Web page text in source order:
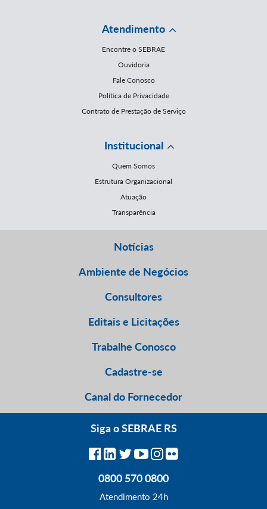
Atendimento
Encontre o SEBRAE
Ouvidoria
Fale Conosco
Política de Privacidade
Contrato de Prestação de Serviço
Institucional
Quem Somos
Estrutura Organizacional
Atuação
Transparência
Notícias
Ambiente de Negócios
Consultores
Editais e Licitações
Trabalhe Conosco
Cadastre-se
Canal do Fornecedor
Siga o SEBRAE RS
0800 570 0800
Atendimento 24h